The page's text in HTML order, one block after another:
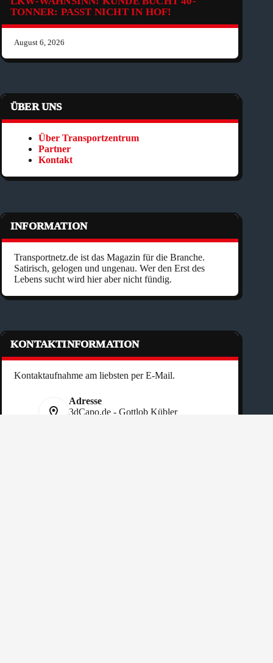
TONNER: PASST NICHT IN HOF!
August 6, 2026
ÜBER UNS
Über Transportzentrum
Partner
Kontakt
INFORMATION
Transportnetz.de ist das Magazin für die Branche.
Satirisch, gelogen und ungenau. Wer den Erst des
Lebens sucht wird hier aber nicht fündig.
KONTAKTINFORMATION
Kontaktaufnahme am liebsten per E-Mail.
Adresse
3dCapo.de - Gottlob Kübler